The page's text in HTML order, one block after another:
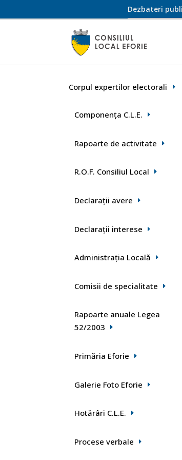
Dezbateri
Corpul expertilor electorali
Componența C.L.E.
Rapoarte de activitate
R.O.F. Consiliul Local
Declaraţii avere
Declarații interese
Administrația Locală
Comisii de specialitate
Rapoarte anuale Legea
52/2003
Primăria Eforie
Galerie Foto Eforie
Hotărâri C.L.E.
Procese verbale